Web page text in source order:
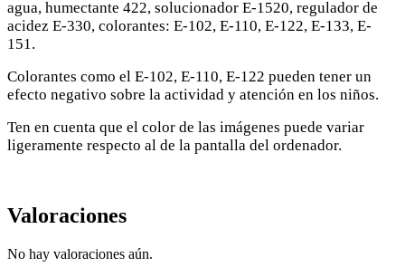
agua, humectante 422, solucionador E-1520, regulador de
acidez E-330, colorantes: E-102, E-110, E-122, E-133, E-
151.
Colorantes como el E-102, E-110, E-122 pueden tener un
efecto negativo sobre la actividad y atención en los niños.
Ten en cuenta que el color de las imágenes puede variar
ligeramente respecto al de la pantalla del ordenador.
Valoraciones
No hay valoraciones aún.